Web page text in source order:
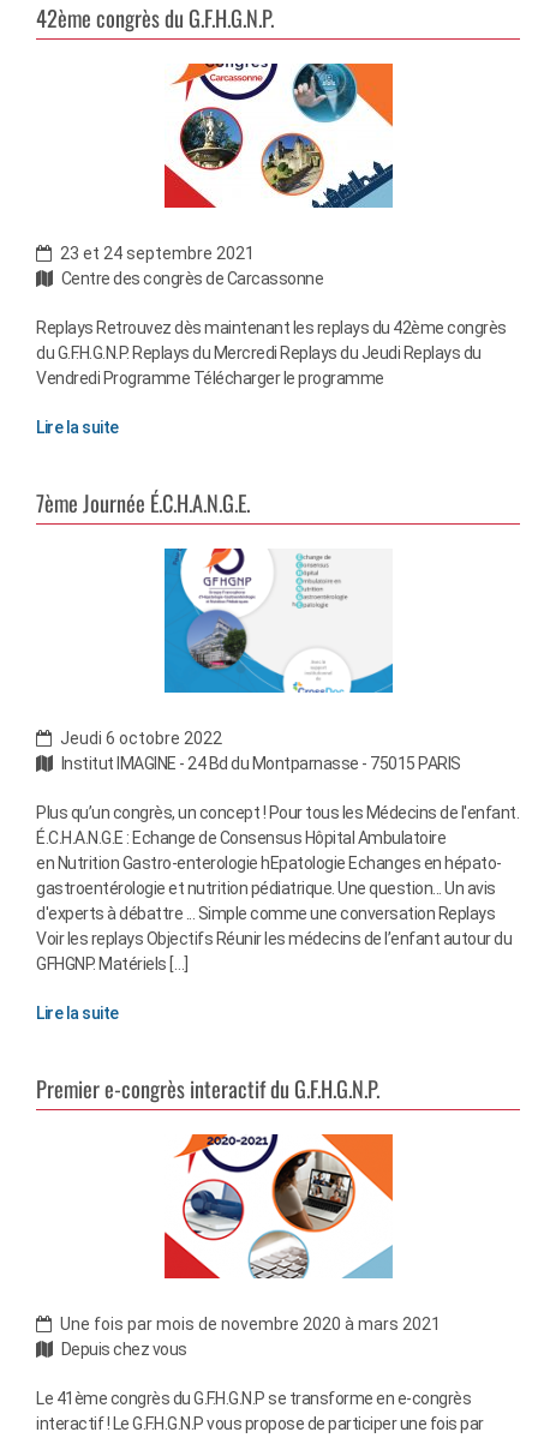
42ème congrès du G.F.H.G.N.P.
23 et 24 septembre 2021
Centre des congrès de Carcassonne
Replays Retrouvez dès maintenant les replays du 42ème congrès
du G.F.H.G.N.P. Replays du Mercredi Replays du Jeudi Replays du
Vendredi Programme Télécharger le programme
Lire la suite
7ème Journée É.C.H.A.N.G.E.
Jeudi 6 octobre 2022
Institut IMAGINE - 24 Bd du Montparnasse - 75015 PARIS
Plus qu’un congrès, un concept ! Pour tous les Médecins de l'enfant.
É.C.H.A.N.G.E : Echange de Consensus Hôpital Ambulatoire
en Nutrition Gastro-enterologie hEpatologie Echanges en hépato-
gastroentérologie et nutrition pédiatrique. Une question... Un avis
d'experts à débattre ... Simple comme une conversation Replays
Voir les replays Objectifs Réunir les médecins de l’enfant autour du
GFHGNP. Matériels […]
Lire la suite
Premier e-congrès interactif du G.F.H.G.N.P.
Une fois par mois de novembre 2020 à mars 2021
Depuis chez vous
Le 41ème congrès du G.F.H.G.N.P se transforme en e-congrès
interactif ! Le G.F.H.G.N.P vous propose de participer une fois par